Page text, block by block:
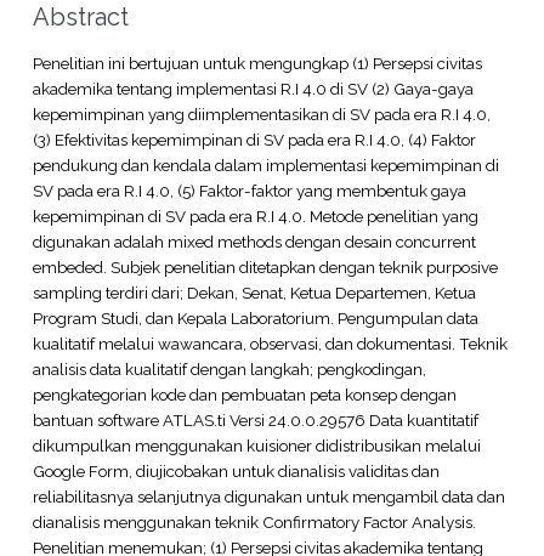
Abstract
Penelitian ini bertujuan untuk mengungkap (1) Persepsi civitas
akademika tentang implementasi R.I 4.0 di SV (2) Gaya-gaya
kepemimpinan yang diimplementasikan di SV pada era R.I 4.0,
(3) Efektivitas kepemimpinan di SV pada era R.I 4.0, (4) Faktor
pendukung dan kendala dalam implementasi kepemimpinan di
SV pada era R.I 4.0, (5) Faktor-faktor yang membentuk gaya
kepemimpinan di SV pada era R.I 4.0. Metode penelitian yang
digunakan adalah mixed methods dengan desain concurrent
embeded. Subjek penelitian ditetapkan dengan teknik purposive
sampling terdiri dari; Dekan, Senat, Ketua Departemen, Ketua
Program Studi, dan Kepala Laboratorium. Pengumpulan data
kualitatif melalui wawancara, observasi, dan dokumentasi. Teknik
analisis data kualitatif dengan langkah; pengkodingan,
pengkategorian kode dan pembuatan peta konsep dengan
bantuan software ATLAS.ti Versi 24.0.0.29576 Data kuantitatif
dikumpulkan menggunakan kuisioner didistribusikan melalui
Google Form, diujicobakan untuk dianalisis validitas dan
reliabilitasnya selanjutnya digunakan untuk mengambil data dan
dianalisis menggunakan teknik Confirmatory Factor Analysis.
Penelitian menemukan; (1) Persepsi civitas akademika tentang